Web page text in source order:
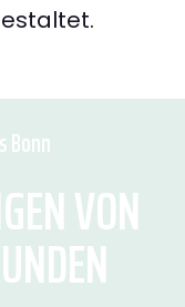
Bonn
VON